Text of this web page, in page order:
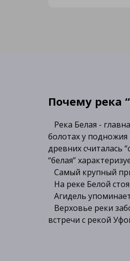
Почему река
Река Белая -
болотах у
древних считалась
“белая”
Самый крупный
На реке Белой
Агидель
Верховье реки
встречи с рекой